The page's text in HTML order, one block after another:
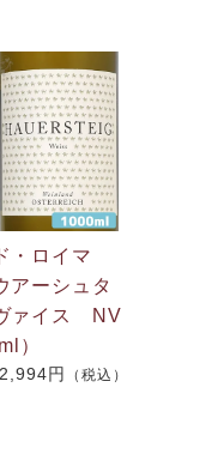
・ロイマ
ーシュタ
ァイス NV
）
2,994円 （税込）